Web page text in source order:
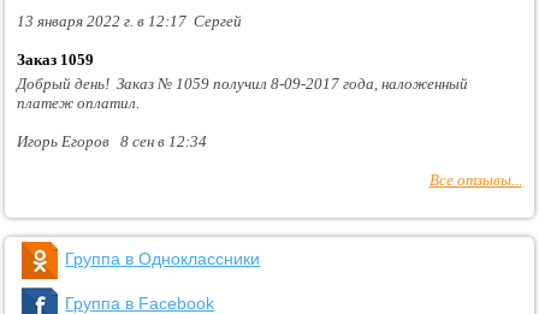
13 января 2022 г. в 12:17 Сергей
Заказ 1059
Добрый день! Заказ № 1059 получил 8-09-2017 года, наложенный
платеж оплатил.
Игорь Егоров 8 сен в 12:34
Все отзывы...
Группа в Одноклассники
Группа в Facebook